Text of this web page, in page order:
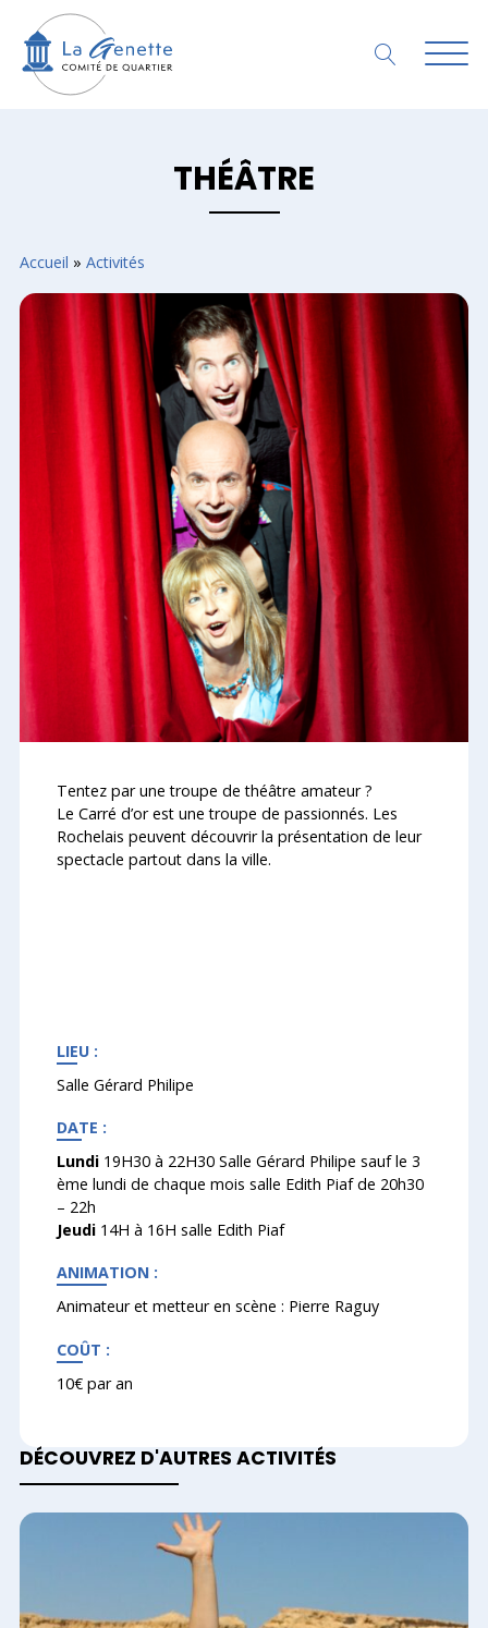
THÉÂTRE
Accueil »Activités
Tentez par une troupe de théâtre amateur ?
Le Carré d’or est une troupe de passionnés. Les
Rochelais peuvent découvrir la présentation de leur
spectacle partout dans la ville.
LIEU :
Salle Gérard Philipe
DATE :
Lundi19H30 à 22H30 Salle Gérard Philipe sauf le 3
ème lundi de chaque mois salle Edith Piaf de 20h30
– 22h
Jeudi14H à 16H salle Edith Piaf
ANIMATION :
Animateur et metteur en scène : Pierre Raguy
COÛT :
10€ par an
DÉCOUVREZ D'AUTRES ACTIVITÉS